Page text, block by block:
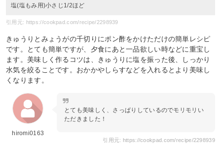
塩(塩もみ用)小さじ1/2ほど
引用元: https://cookpad.com/recipe/2298939
きゅうりとみょうがの千切りにポン酢をかけただけの簡単レシピ
です。とても簡単ですが、夕食にあと一品欲しい時などに重宝し
ます。美味しく作るコツは、きゅうりに塩を振った後、しっかり
水気を絞ることです。おかかやしらすなどを入れるとより美味し
くなります。
hiromi0163
とても美味しく、さっぱりしているのでモリモリい
ただきました！
引用元: https://cookpad.com/recipe/2298939